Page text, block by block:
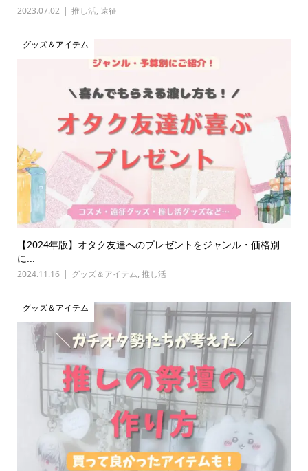
2023.07.02 推し活, 遠征
グッズ＆アイテム
【2024年版】オタク友達へのプレゼントをジャンル・価格別
に...
2024.11.16 グッズ＆アイテム, 推し活
グッズ＆アイテム